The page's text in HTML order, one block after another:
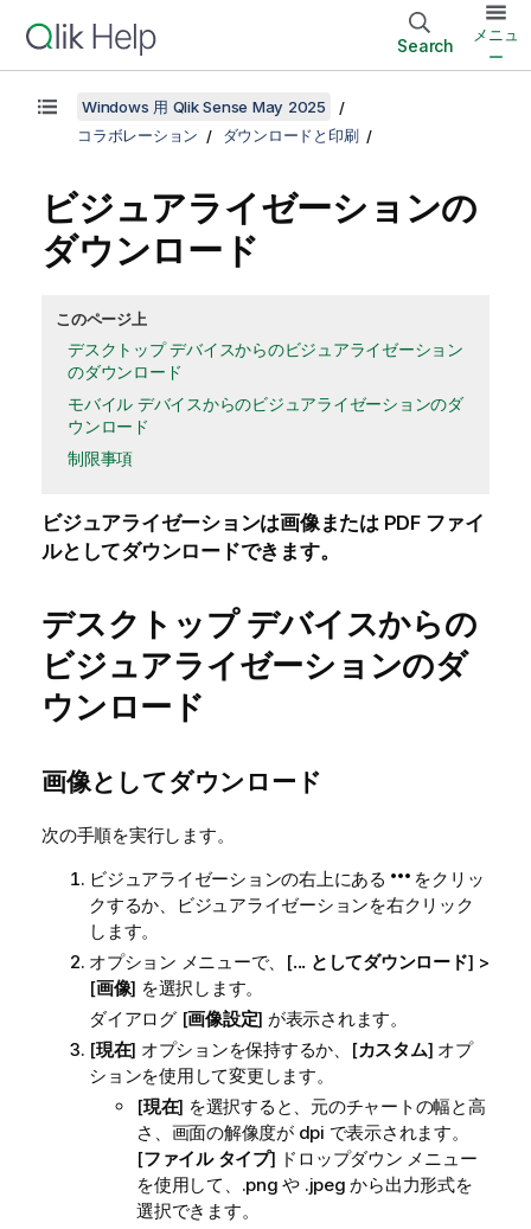
Search
メニュ
ー
Windows 用 Qlik Sense May 2025
コラボレーション
ダウンロードと印刷
ビジュアライゼーションの
ダウンロード
このページ上
デスクトップ デバイスからのビジュアライゼーション
のダウンロード
モバイル デバイスからのビジュアライゼーションのダ
ウンロード
制限事項
ビジュアライゼーションは画像または PDFファイ
ルとしてダウンロードできます。
デスクトップ デバイスからの
ビジュアライゼーションのダ
ウンロード
画像としてダウンロード
次の手順を実行します。
ビジュアライゼーションの右上にある
をクリッ
クするか、ビジュアライゼーションを右クリック
します。
オプション メニューで、[... としてダウンロード] >
[画像] を選択します。
ダイアログ [画像設定] が表示されます。
[現在] オプションを保持するか、[カスタム] オプ
ションを使用して変更します。
[現在] を選択すると、元のチャートの幅と高
さ、画面の解像度が dpi で表示されます。
[ファイル タイプ] ドロップダウン メニュー
を使用して、 .png や .jpeg から出力形式を
選択できます。